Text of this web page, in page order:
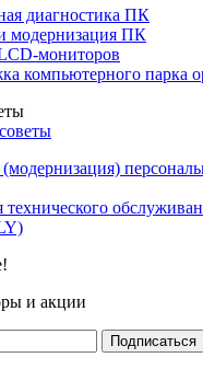
диагностика ПК
модернизация ПК
мониторов
компьютерного парка
технического
и акции
Подписаться